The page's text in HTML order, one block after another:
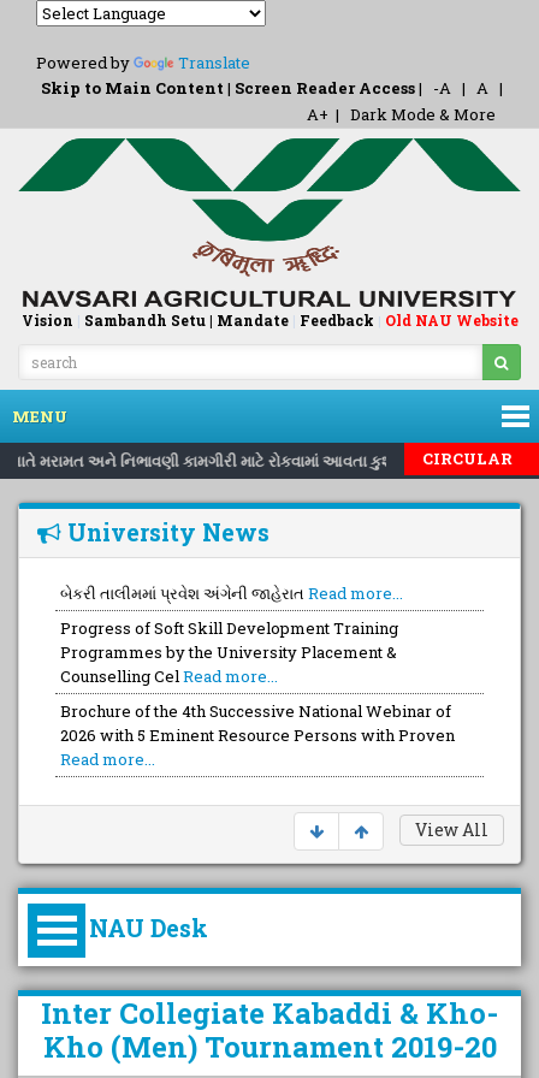
Powered by
Translate
Skip to Main Content | Screen Reader Access| -A | A |
A+ | Dark Mode & More
Vision | Sambandh Setu | Mandate| Feedback | Old NAU Website
MENU
મરામત અને નિભાવણી કામગીરી માટે રોકવામાં આવતા કુશળ, અર્ઘકુશળ, બિનકુશળ
CIRCULAR
University News
બેકરી તાલીમમાં પ્રવેશ અંગેની જાહેરાત Read more...
Progress of Soft Skill Development Training
Programmes by the University Placement &
Counselling CelRead more...
Brochure of the 4th Successive National Webinar of
2026 with 5 Eminent Resource Persons with Proven
Read more...
View All
NAU Desk
કુલપતિની પરિવર્તનકારી પહેલનું
વિહંગાવલોકન (ઓક્ટોબર ૨૦૨૦-૨૦૨૫)
Inter Collegiate Kabaddi & Kho-
Kho (Men) Tournament 2019-20